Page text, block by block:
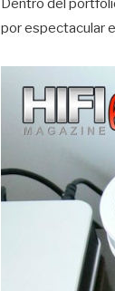
Dentro del
por espectacular